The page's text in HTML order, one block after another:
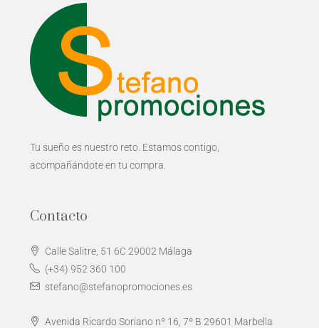
Tu sueño es nuestro reto. Estamos contigo,
acompañándote en tu compra.
Contacto
Calle Salitre, 51 6C 29002 Málaga
(+34) 952 360 100
stefano@stefanopromociones.es
Avenida Ricardo Soriano nº 16, 7º B 29601 Marbella